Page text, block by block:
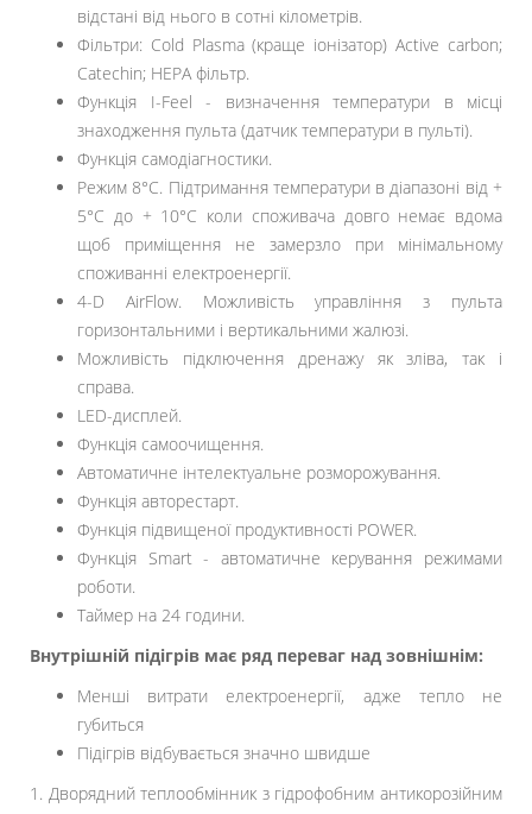
відстані від нього в сотні кілометрів.
Фільтри: Cold Plasma (краще іонізатор) Active carbon;
Catechin; HEPA фільтр.
Функція I-Feel - визначення температури в місці
знаходження пульта (датчик температури в пульті).
Функція самодіагностики.
Режим 8°С. Підтримання температури в діапазоні від +
5°С до + 10°С коли споживача довго немає вдома
щоб приміщення не замерзло при мінімальному
споживанні електроенергії.
4-D AirFlow. Можливість управління з пульта
горизонтальними і вертикальними жалюзі.
Можливість підключення дренажу як зліва, так і
справа.
LED-дисплей.
Функція самоочищення.
Автоматичне інтелектуальне розморожування.
Функція авторестарт.
Функція підвищеної продуктивності POWER.
Функція Smart - автоматичне керування режимами
роботи.
Таймер на 24 години.
Внутрішній підігрів має ряд переваг над зовнішнім:
Менші витрати електроенергії, адже тепло не
губиться
Підігрів відбувається значно швидше
1. Дворядний теплообмінник з гідрофобним антикорозійним